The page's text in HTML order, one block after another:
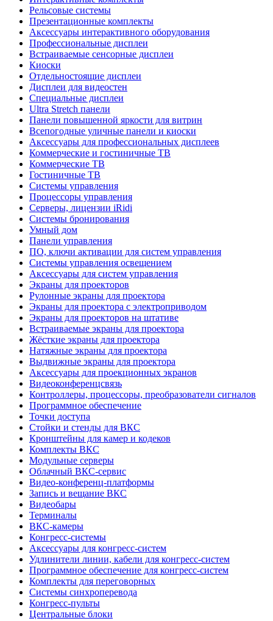
Рельсовые системы
Презентационные комплекты
Аксессуары интерактивного оборудования
Профессиональные дисплеи
Встраиваемые сенсорные дисплеи
Киоски
Отдельностоящие дисплеи
Дисплеи для видеостен
Специальные дисплеи
Ultra Stretch панели
Панели повышенной яркости для витрин
Всепогодные уличные панели и киоски
Аксессуары для профессиональных дисплеев
Коммерческие и гостиничные ТВ
Коммерческие ТВ
Гостиничные ТВ
Системы управления
Процессоры управления
Серверы, лицензии iRidi
Системы бронирования
Умный дом
Панели управления
ПО, ключи активации для систем управления
Системы управления освещением
Аксессуары для систем управления
Экраны для проекторов
Рулонные экраны для проектора
Экраны для проектора с электроприводом
Экраны для проекторов на штативе
Встраиваемые экраны для проектора
Жёсткие экраны для проектора
Натяжные экраны для проектора
Выдвижные экраны для проектора
Аксессуары для проекционных экранов
Видеоконференцсвязь
Контроллеры, процессоры, преобразователи сигналов
Программное обеспечение
Точки доступа
Стойки и стенды для ВКС
Кронштейны для камер и кодеков
Комплекты ВКС
Модульные серверы
Облачный ВКС-сервис
Видео-конференц-платформы
Запись и вещание ВКС
Видеобары
Терминалы
ВКС-камеры
Конгресс-системы
Аксессуары для конгресс-систем
Удлинители линии, кабели для конгресс-систем
Программное обеспечение для конгресс-систем
Комплекты для переговорных
Системы синхроперевода
Конгресс-пульты
Центральные блоки